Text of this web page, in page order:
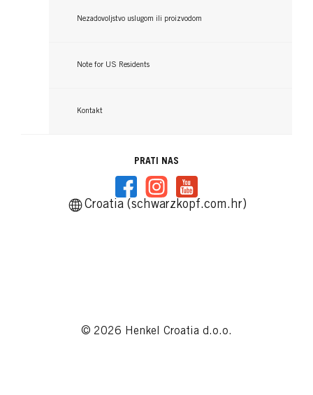
Nezadovoljstvo uslugom ili proizvodom
Note for US Residents
Kontakt
PRATI NAS
Croatia (schwarzkopf.com.hr)
© 2026 Henkel Croatia d.o.o.